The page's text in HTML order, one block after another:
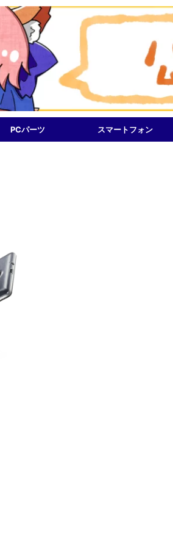
PCパーツ スマートフォン